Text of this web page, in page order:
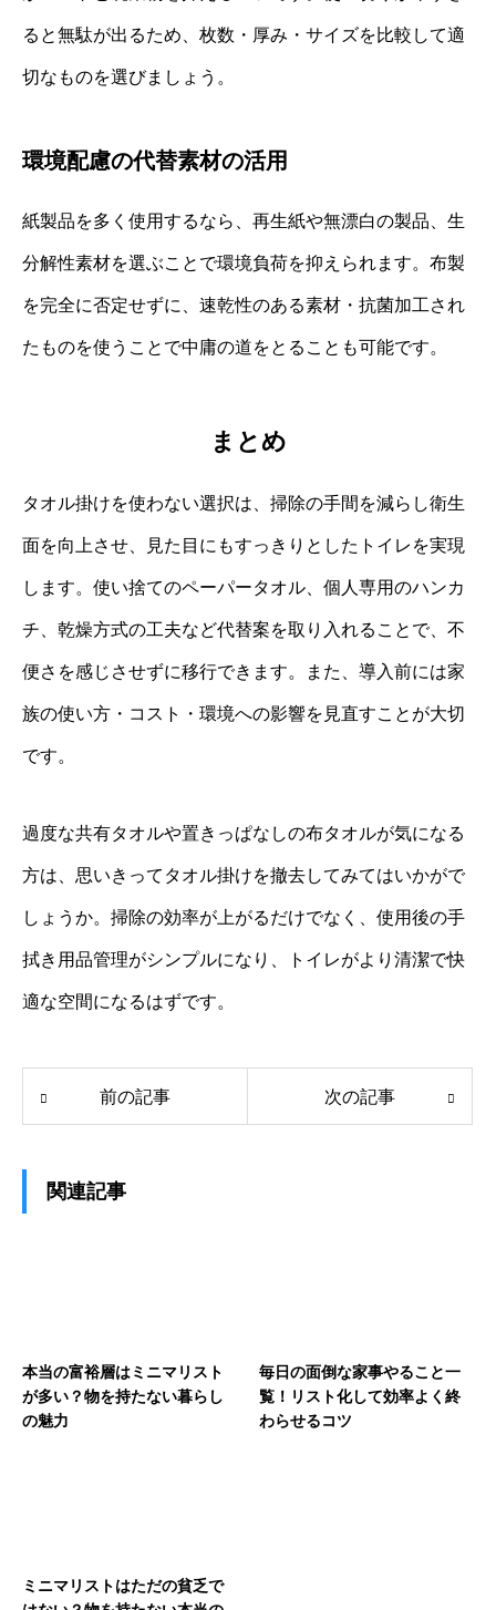
ると無駄が出るため、枚数・厚み・サイズを比較して適
切なものを選びましょう。
環境配慮の代替素材の活用
紙製品を多く使用するなら、再生紙や無漂白の製品、生
分解性素材を選ぶことで環境負荷を抑えられます。布製
を完全に否定せずに、速乾性のある素材・抗菌加工され
たものを使うことで中庸の道をとることも可能です。
まとめ
タオル掛けを使わない選択は、掃除の手間を減らし衛生
面を向上させ、見た目にもすっきりとしたトイレを実現
します。使い捨てのペーパータオル、個人専用のハンカ
チ、乾燥方式の工夫など代替案を取り入れることで、不
便さを感じさせずに移行できます。また、導入前には家
族の使い方・コスト・環境への影響を見直すことが大切
です。
過度な共有タオルや置きっぱなしの布タオルが気になる
方は、思いきってタオル掛けを撤去してみてはいかがで
しょうか。掃除の効率が上がるだけでなく、使用後の手
拭き用品管理がシンプルになり、トイレがより清潔で快
適な空間になるはずです。
前の記事 次の記事
関連記事
本当の富裕層はミニマリスト
が多い？物を持たない暮らし
の魅力
毎日の面倒な家事やること一
覧！リスト化して効率よく終
わらせるコツ
ミニマリストはただの貧乏で